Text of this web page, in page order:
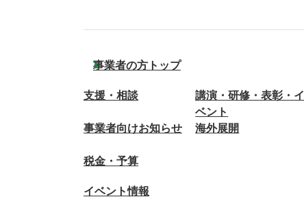
事業者の方トップ
支援・相談
講演・研修・表彰・イ
ベント
事業者向けお知らせ 海外展開
税金・予算
イベント情報